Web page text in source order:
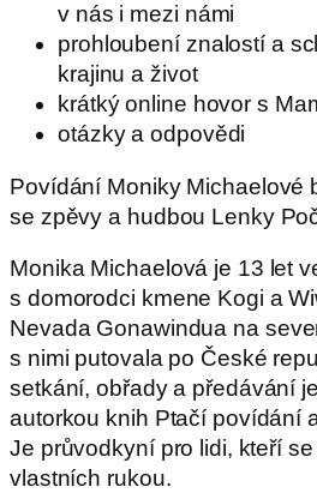
v nás i mezi námi
prohloubení znalostí a
krajinu a život
krátký online hovor s
otázky a odpovědi
Povídání Moniky Michaelové
se zpěvy a hudbou Lenky
Monika Michaelová je 13 let
s domorodci kmene Kogi a
Nevada Gonawindua na
s nimi putovala po České
setkání, obřady a předávání
autorkou knih Ptačí povídání
Je průvodkyní pro lidi, kteří
vlastních rukou.